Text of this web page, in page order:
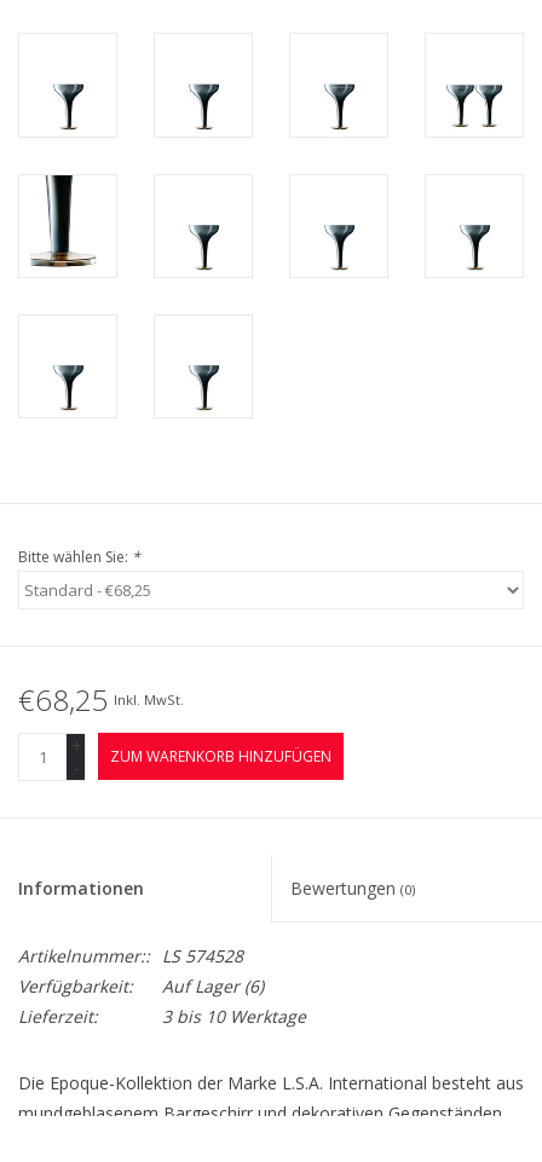
Bitte wählen Sie: *
€68,25 Inkl. MwSt.
+
-
ZUM WARENKORB HINZUFÜGEN
Informationen Bewertungen (0)
Artikelnummer:: LS 574528
Verfügbarkeit:
Auf Lager(6)
Lieferzeit:
3 bis 10 Werktage
Die Epoque-Kollektion der Marke L.S.A. International besteht aus
mundgeblasenem Bargeschirr und dekorativen Gegenständen,